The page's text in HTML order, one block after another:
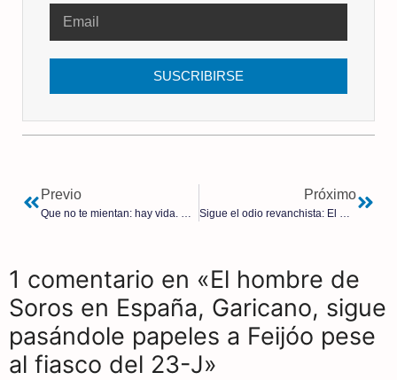
SUSCRIBIRSE
Previo Próximo
1 comentario en «El hombre de
Soros en España, Garicano, sigue
pasándole papeles a Feijóo pese
al fiasco del 23-J»